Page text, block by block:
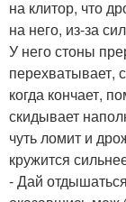
на клитор, что
на него, из-за
У него стоны
перехватывает,
когда кончает,
скидывает
чуть ломит и
кружится
- Дай